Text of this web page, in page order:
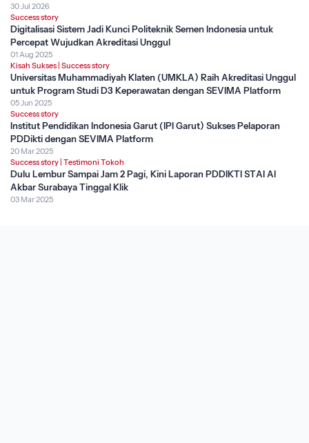
30 Jul 2026
Success story
Digitalisasi Sistem Jadi Kunci Politeknik Semen Indonesia untuk
Percepat Wujudkan Akreditasi Unggul
01 Aug 2025
Kisah Sukses | Success story
Universitas Muhammadiyah Klaten (UMKLA) Raih Akreditasi Unggul
untuk Program Studi D3 Keperawatan dengan SEVIMA Platform
05 Jun 2025
Success story
Institut Pendidikan Indonesia Garut (IPI Garut) Sukses Pelaporan
PDDikti dengan SEVIMA Platform
20 Mar 2025
Success story | Testimoni Tokoh
Dulu Lembur Sampai Jam 2 Pagi, Kini Laporan PDDIKTI STAI Al
Akbar Surabaya Tinggal Klik
03 Mar 2025